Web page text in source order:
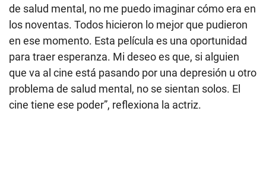
de salud mental, no me puedo imaginar cómo era en
los noventas. Todos hicieron lo mejor que pudieron
en ese momento. Esta película es una oportunidad
para traer esperanza. Mi deseo es que, si alguien
que va al cine está pasando por una depresión u otro
problema de salud mental, no se sientan solos. El
cine tiene ese poder”, reflexiona la actriz.